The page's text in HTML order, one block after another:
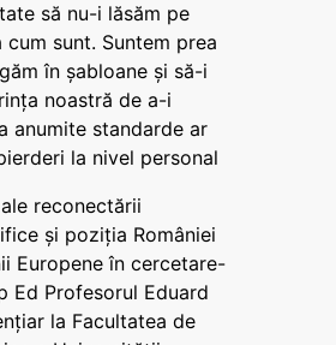
să nu-i lăsăm pe
sunt. Suntem prea
în șabloane și să-i
noastră de a-i
anumite standarde ar
la nivel personal
reconectării
și poziția României
Europene în cercetare-
Ed Profesorul Eduard
la Facultatea de